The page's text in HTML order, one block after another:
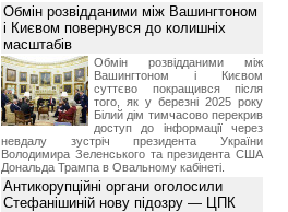
Обмін розвідданими між Вашингтоном
і Києвом повернувся до колишніх
масштабів
Обмін розвідданими між
Вашингтоном і Києвом
суттєво покращився після
того, як у березні 2025 року
Білий дім тимчасово перекрив
доступ до інформації через
невдалу зустріч президента України
Володимира Зеленського та президента США
Дональда Трампа в Овальному кабінеті.
Антикорупційні органи оголосили
Стефанішиній нову підозру — ЦПК